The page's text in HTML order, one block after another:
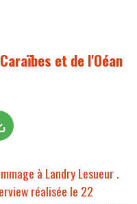
et de l'Oéan
à Landry Lesueur .
réalisée le 22